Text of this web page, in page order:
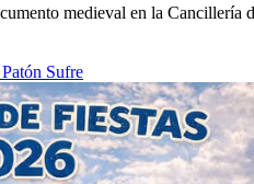
medieval en la Cancillería
Sufre